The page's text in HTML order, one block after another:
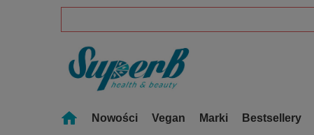
Nowości Vegan Marki Bestsellery